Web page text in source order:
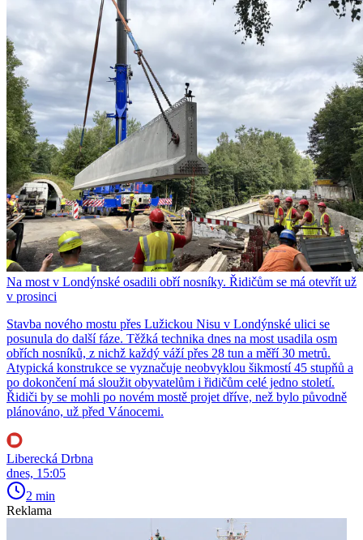
Na most v Londýnské osadili obří nosníky. Řidičům se má otevřít už
v prosinci
Stavba nového mostu přes Lužickou Nisu v Londýnské ulici se
posunula do další fáze. Těžká technika dnes na most usadila osm
obřích nosníků, z nichž každý váží přes 28 tun a měří 30 metrů.
Atypická konstrukce se vyznačuje neobvyklou šikmostí 45 stupňů a
po dokončení má sloužit obyvatelům i řidičům celé jedno století.
Řidiči by se mohli po novém mostě projet dříve, než bylo původně
plánováno, už před Vánocemi.
Liberecká Drbna
dnes, 15:05
2 min
Reklama